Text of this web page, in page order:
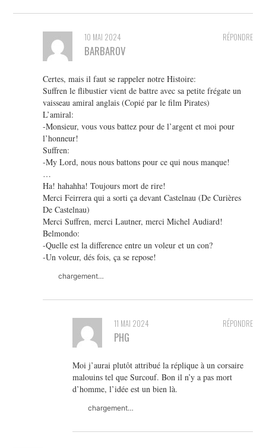
RÉPONDRE
10 MAI 2024
BARBAROV
Certes, mais il faut se rappeler notre Histoire:
Suffren le flibustier vient de battre avec sa petite frégate un
vaisseau amiral anglais (Copié par le film Pirates)
L’amiral:
-Monsieur, vous vous battez pour de l’argent et moi pour
l’honneur!
Suffren:
-My Lord, nous nous battons pour ce qui nous manque!
…
Ha! hahahha! Toujours mort de rire!
Merci Feirrera qui a sorti ça devant Castelnau (De Curières
De Castelnau)
Merci Suffren, merci Lautner, merci Michel Audiard!
Belmondo:
-Quelle est la difference entre un voleur et un con?
-Un voleur, dés fois, ça se repose!
chargement…
RÉPONDRE
11 MAI 2024
PHG
Moi j’aurai plutôt attribué la réplique à un corsaire
malouins tel que Surcouf. Bon il n’y a pas mort
d’homme, l’idée est un bien là.
chargement…